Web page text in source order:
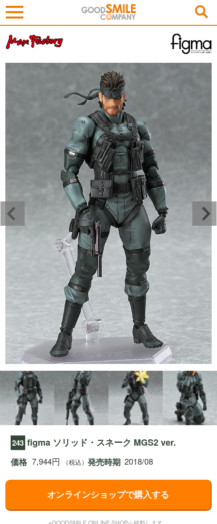
243 figma ソリッド・スネーク MGS2 ver.
価格 7,944円 （税込） 発売時期 2018/08
オンラインショップで購入する
※GOODSMILE ONLINE SHOPへ移動します。